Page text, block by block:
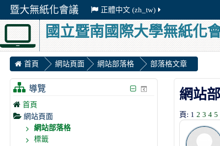
暨大無紙化會議 正體中文 ‎(zh_tw)‎
國立暨南國際大學無紙化
首頁 網站頁面 網站部落格 部落格文章
網站
頁: 1 2 3 4 5
導覽
首頁
網站頁面
網站部落格
標籤